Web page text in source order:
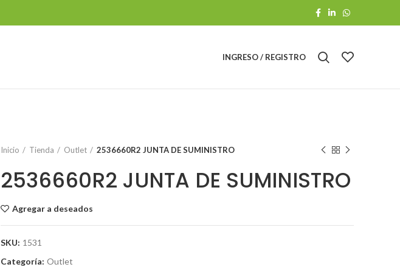
INGRESO / REGISTRO
Inicio Tienda Outlet 2536660R2 JUNTA DE SUMINISTRO
2536660R2 JUNTA DE SUMINISTRO
Agregar a deseados
SKU: 1531
Categoría: Outlet